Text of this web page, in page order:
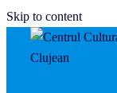
Skip to content